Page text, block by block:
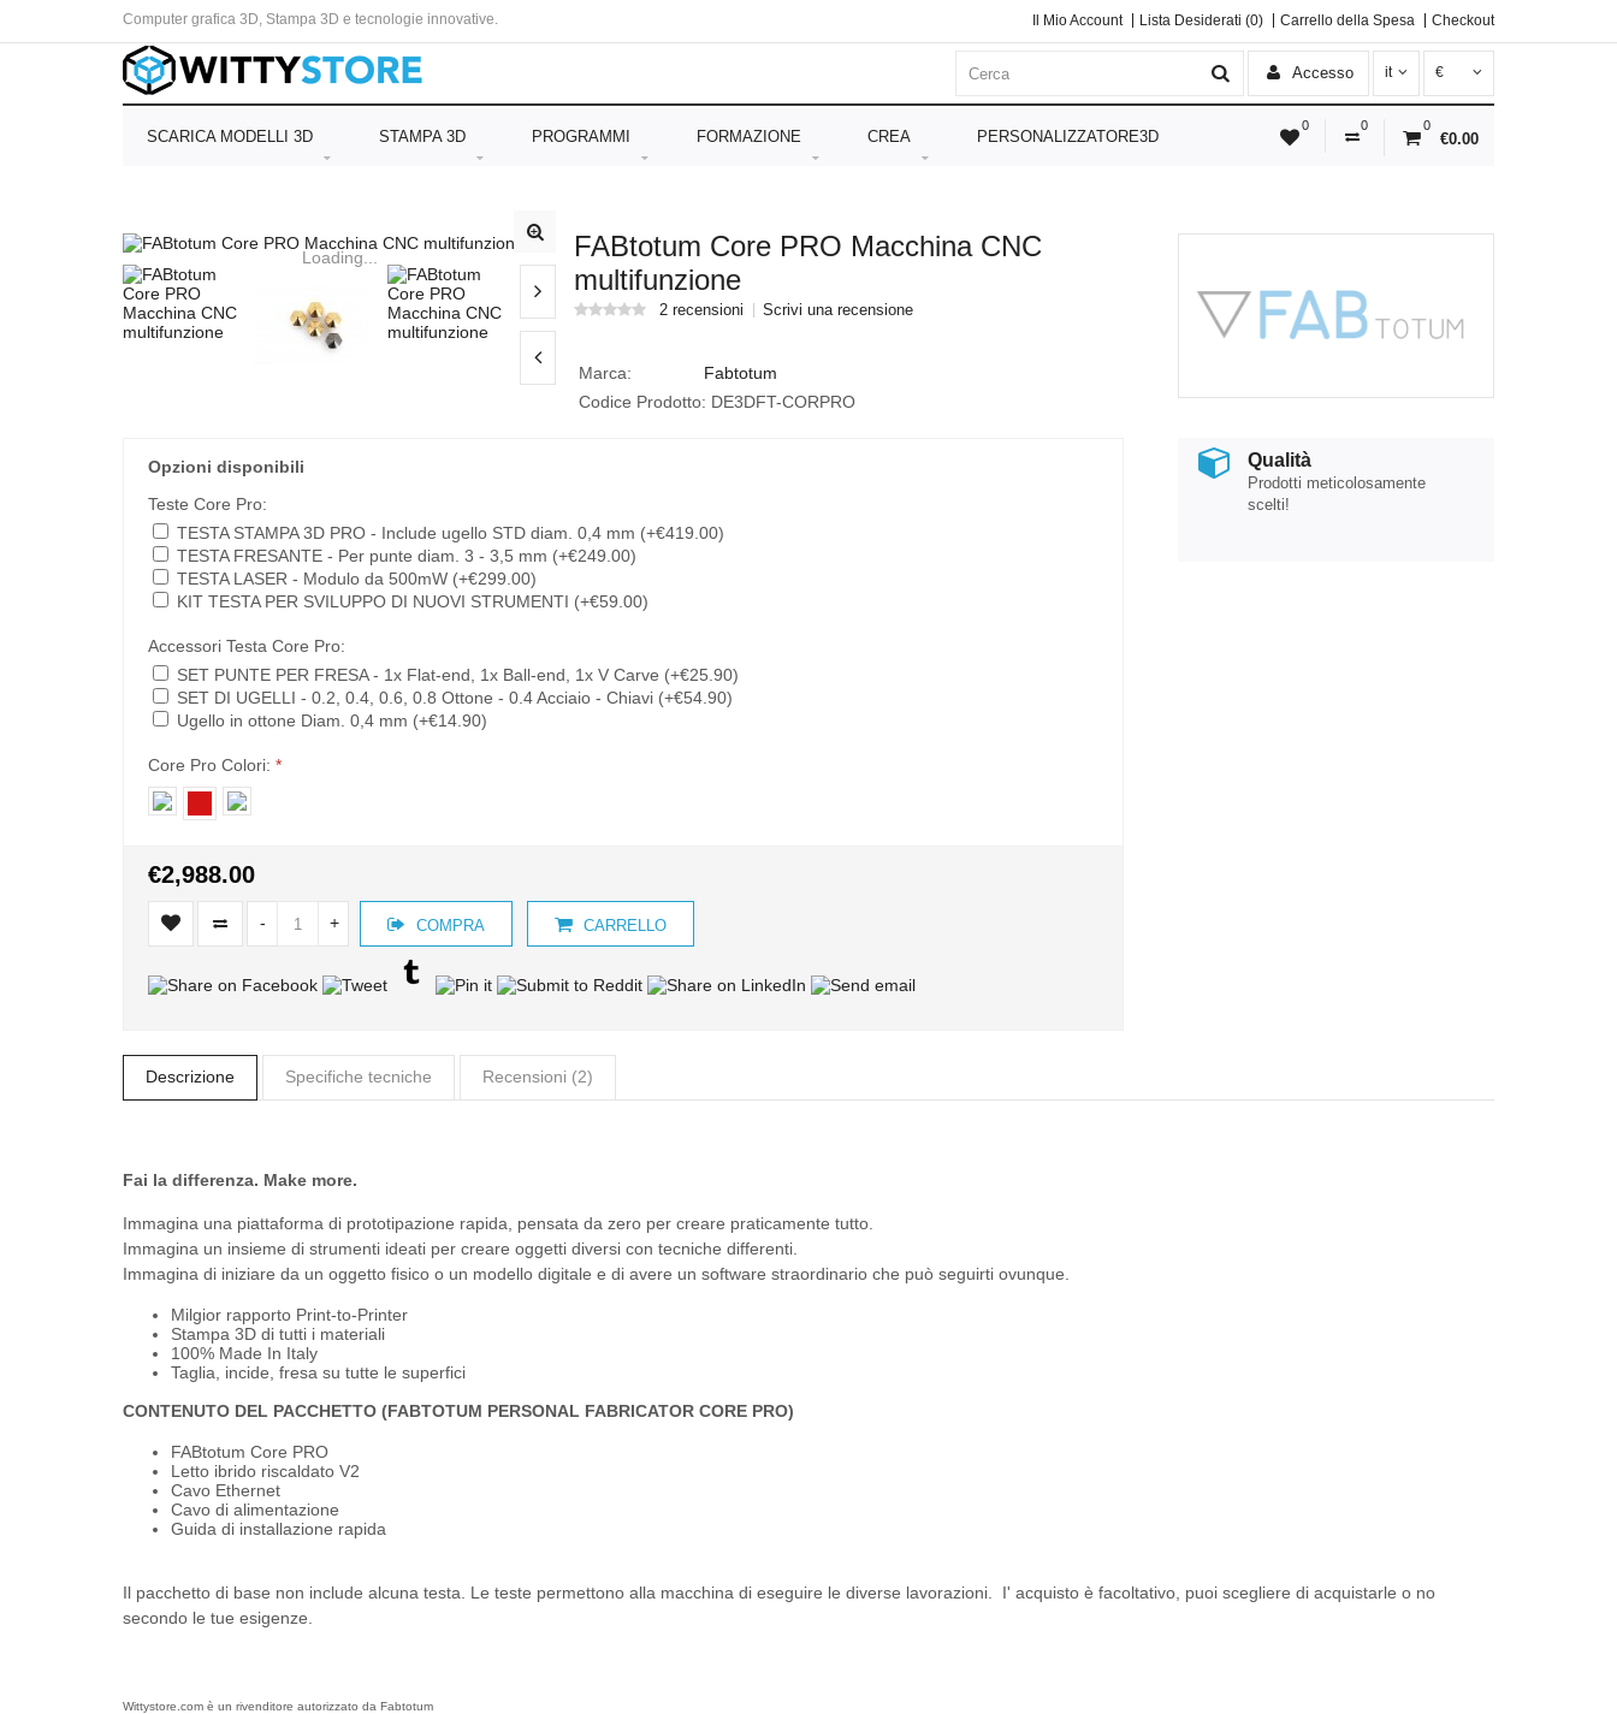
Computer grafica 3D, Stampa 3D e tecnologie innovative. Il Mio Account Lista Desiderati (0) Carrello della Spesa Checkout
Accesso it €
0 0 0
€0.00
SCARICA MODELLI 3D STAMPA 3D PROGRAMMI FORMAZIONE CREA PERSONALIZZATORE3D
Qualità
Prodotti meticolosamente
scelti!
Loading...
FABtotum Core PRO Macchina CNC
multifunzione
2 recensioni Scrivi una recensione
Marca:
Fabtotum
Codice Prodotto: DE3DFT-CORPRO
Opzioni disponibili
Teste Core Pro:
TESTA STAMPA 3D PRO - Include ugello STD diam. 0,4 mm (+€419.00)
TESTA FRESANTE - Per punte diam. 3 - 3,5 mm (+€249.00)
TESTA LASER - Modulo da 500mW (+€299.00)
KIT TESTA PER SVILUPPO DI NUOVI STRUMENTI (+€59.00)
Accessori Testa Core Pro:
SET PUNTE PER FRESA - 1x Flat-end, 1x Ball-end, 1x V Carve (+€25.90)
SET DI UGELLI - 0.2, 0.4, 0.6, 0.8 Ottone - 0.4 Acciaio - Chiavi (+€54.90)
Ugello in ottone Diam. 0,4 mm (+€14.90)
Core Pro Colori: *
€2,988.00
- + COMPRA CARRELLO
Descrizione Specifiche tecniche Recensioni (2)
Fai la differenza. Make more.
Immagina una piattaforma di prototipazione rapida, pensata da zero per creare praticamente tutto.
Immagina un insieme di strumenti ideati per creare oggetti diversi con tecniche differenti.
Immagina di iniziare da un oggetto fisico o un modello digitale e di avere un software straordinario che può seguirti ovunque.
Milgior rapporto Print-to-Printer
Stampa 3D di tutti i materiali
100% Made In Italy
Taglia, incide, fresa su tutte le superfici
CONTENUTO DEL PACCHETTO (FABTOTUM PERSONAL FABRICATOR CORE PRO)
FABtotum Core PRO
Letto ibrido riscaldato V2
Cavo Ethernet
Cavo di alimentazione
Guida di installazione rapida
Il pacchetto di base non include alcuna testa. Le teste permettono alla macchina di eseguire le diverse lavorazioni. I' acquisto è facoltativo, puoi scegliere di acquistarle o no
secondo le tue esigenze.
Wittystore.com è un rivenditore autorizzato da Fabtotum